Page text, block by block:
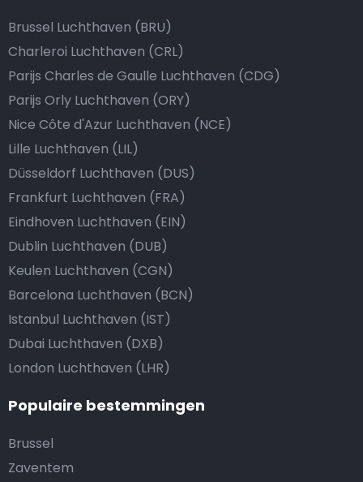
Brussel Luchthaven (BRU)
Charleroi Luchthaven (CRL)
Parijs Charles de Gaulle Luchthaven (CDG)
Parijs Orly Luchthaven (ORY)
Nice Côte d'Azur Luchthaven (NCE)
Lille Luchthaven (LIL)
Düsseldorf Luchthaven (DUS)
Frankfurt Luchthaven (FRA)
Eindhoven Luchthaven (EIN)
Dublin Luchthaven (DUB)
Keulen Luchthaven (CGN)
Barcelona Luchthaven (BCN)
Istanbul Luchthaven (IST)
Dubai Luchthaven (DXB)
London Luchthaven (LHR)
Populaire bestemmingen
Brussel
Zaventem